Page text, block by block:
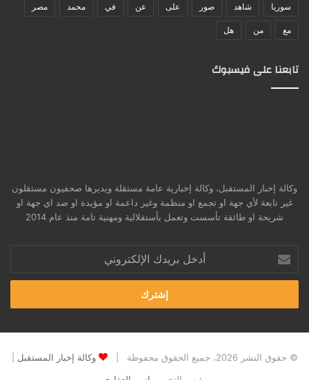
سوريا شاهد صور على عن في محمد مصر
مع من هل
تابعنا على فيسبوك
وكالة إخبار المستقبل، وكالة إخبارية عامة مستقلة ويديرها صحفيون مستقلون
غير تابعة لأي جهة او تجمع او منظمة وغير داعمة او مؤيدة او ضد اي جهة او
شريحة او طائفة تأسست وتعمل بأستقلالية ومهنية تامة منذ عام 2014
بريدك
الإلكتروني
© حقوق النشر 2026، جميع الحقوق محفوظة | وكالة إخبار المستقبل